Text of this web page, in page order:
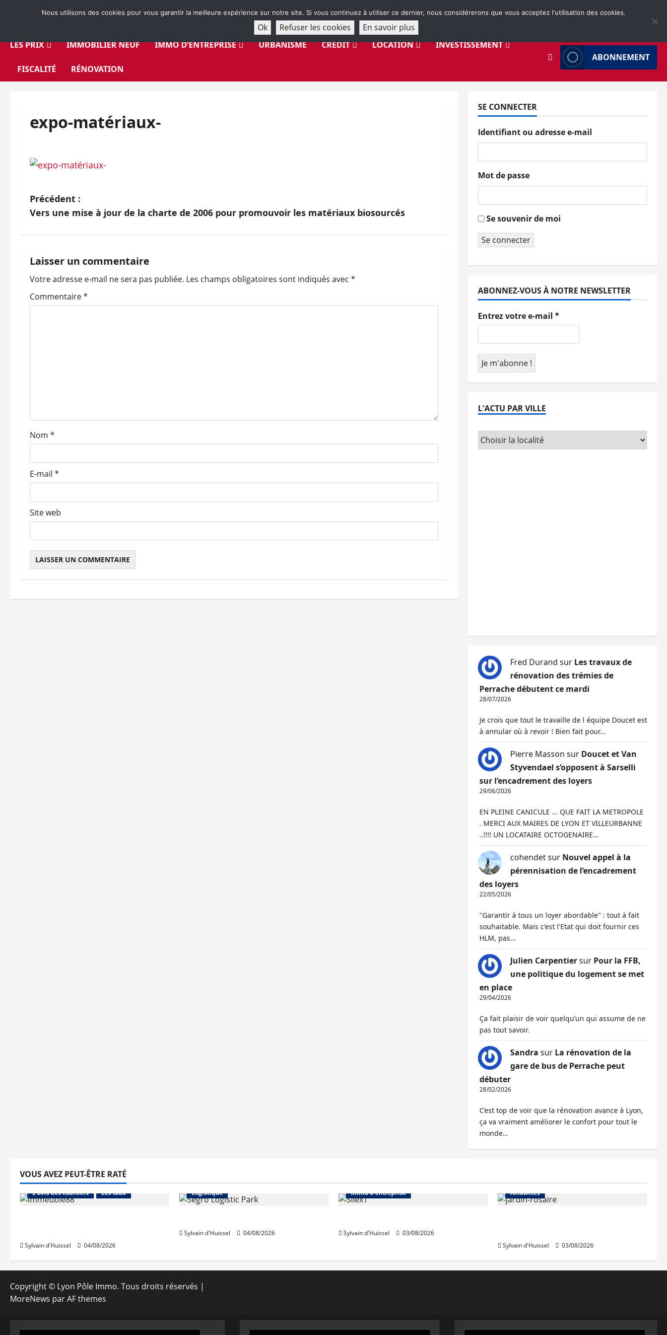
LES PRIX
IMMOBILIER NEUF IMMO D’ENTREPRISE URBANISME CRÉDIT LOCATION INVESTISSEMENT
FISCALITÉ RÉNOVATION
ABONNEMENT
expo-matériaux-
N
a
i
g
a
’
r
i
c
l
Précédent :
Vers une mise à jour de la charte de 2006 pour promouvoir les matériaux biosourcés
Laisser un commentaire
Votre adresse e-mail ne sera pas publiée. Les champs obligatoires sont indiqués avec *
Commentaire*
Nom *
E-mail *
Site web
SE CONNECTER
Identifiant ou adresse e-mail
Mot de passe
Se souvenir de moi
Se connecter
ABONNEZ-VOUS À NOTRE NEWSLETTER
Entrez votre e-mail *
L'ACTU PAR VILLE
Fred Durand sur Les travaux de
rénovation des trémies de
Perrache débutent ce mardi
28/07/2026
Je crois que tout le travaille de l équipe Doucet est
à annular où à revoir ! Bien fait pour…
Pierre Masson sur Doucet et Van
Styvendael s’opposent à Sarselli
sur l’encadrement des loyers
29/06/2026
EN PLEINE CANICULE ... QUE FAIT LA METROPOLE
. MERCI AUX MAIRES DE LYON ET VILLEURBANNE
..!!!! UN LOCATAIRE OCTOGENAIRE…
cohendetsur Nouvel appel à la
pérennisation de l’encadrement
des loyers
22/05/2026
"Garantir à tous un loyer abordable" : tout à fait
souhaitable. Mais c'est l'Etat qui doit fournir ces
HLM, pas…
Julien Carpentiersur Pour la FFB,
une politique du logement se met
en place
29/04/2026
Ça fait plaisir de voir quelqu’un qui assume de ne
pas tout savoir.
Sandra sur La rénovation de la
gare de bus de Perrache peut
débuter
28/02/2026
C’est top de voir que la rénovation avance à Lyon,
ça va vraiment améliorer le confort pour tout le
monde…
VOUS AVEZ PEUT-ÊTRE RATÉ
Abonnés
Financement
L'avis des courtiers
Les taux
Sylvain d'Huissel 04/08/2026
Logistique
Sylvain d'Huissel 04/08/2026
Immo d'entreprise
Sylvain d'Huissel 03/08/2026
Actualités
Sylvain d'Huissel 03/08/2026
Copyright © Lyon Pôle Immo. Tous droits réservés |
MoreNews par AF themes
Nous utilisons des cookies pour vous garantir la meilleure expérience sur notre site. Si vous continuez à utiliser ce dernier, nous considérerons que vous acceptez l'utilisation des cookies.
Ok Refuser les cookies En savoir plus